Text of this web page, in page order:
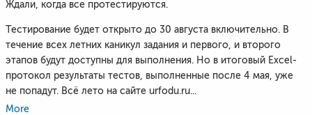
Ждали, когда все протестируются.
Тестирование будет открыто до 30 августа включительно. В
течение всех летних каникул задания и первого, и второго
этапов будут доступны для выполнения. Но в итоговый Excel-
протокол результаты тестов, выполненные после 4 мая, уже
не попадут. Всё лето на сайте urfodu.ru...
More